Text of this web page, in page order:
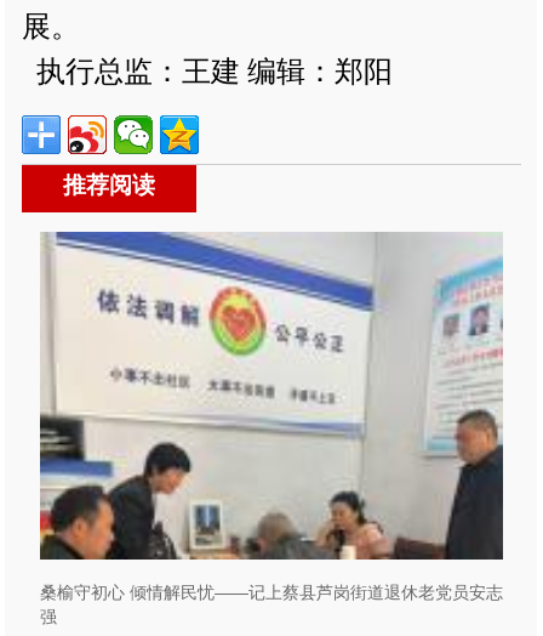
展。
执行总监：王建 编辑：郑阳
推荐阅读
桑榆守初心 倾情解民忧——记上蔡县芦岗街道退休老党员安志
强